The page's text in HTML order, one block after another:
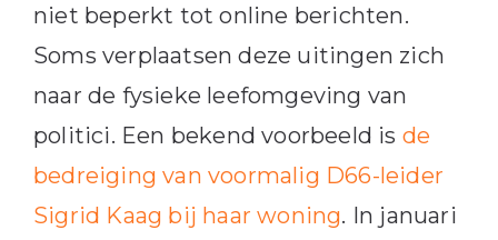
niet beperkt tot online berichten.
Soms verplaatsen deze uitingen zich
naar de fysieke leefomgeving van
politici. Een bekend voorbeeld is de
bedreiging van voormalig D66-leider
Sigrid Kaag bij haar woning. In januari